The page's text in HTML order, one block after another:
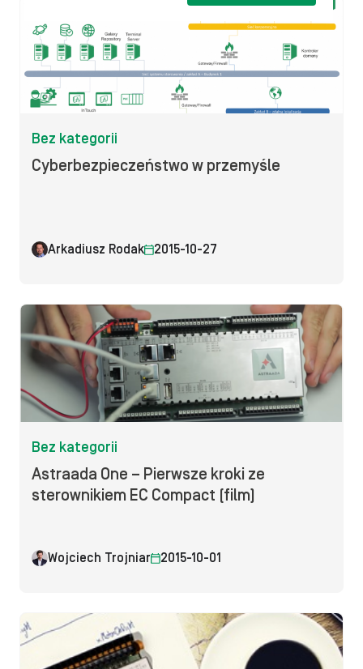
Bez kategorii
Cyberbezpieczeństwo w przemyśle
Arkadiusz Rodak 2015-10-27
Bez kategorii
Astraada One – Pierwsze kroki ze
sterownikiem EC Compact (film)
Wojciech Trojniar 2015-10-01